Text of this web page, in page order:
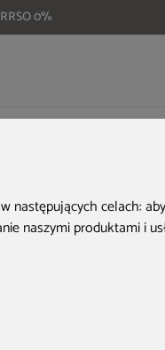
następujących celach:
naszymi produktami i
0%